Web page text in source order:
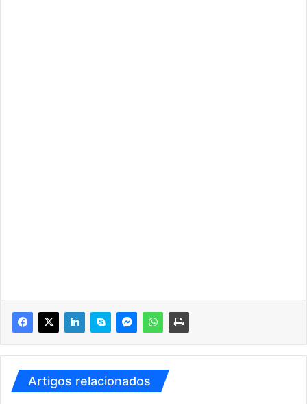
Artigos relacionados